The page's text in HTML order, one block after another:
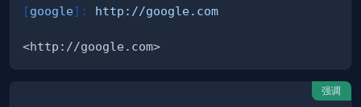
[google] : http://google.com
强调